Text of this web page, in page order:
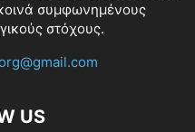
συμφωνημένους
στόχους.
US